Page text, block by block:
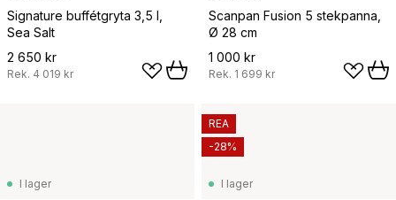
Signature buffétgryta 3,5 l,
Sea Salt
2 650 kr
Rek. 4 019 kr
Scanpan Fusion 5 stekpanna,
Ø 28 cm
1 000 kr
Rek. 1 699 kr
I lager I lager
REA
-28%